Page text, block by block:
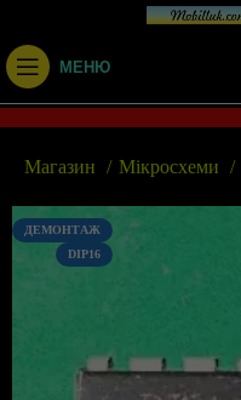
МЕНЮ
Магазин Мікросхеми
ДЕМОНТАЖ
DIP16